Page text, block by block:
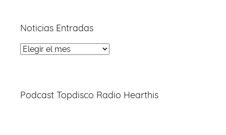
Noticias Entradas
Noticias
Podcast Topdisco Radio Hearthis